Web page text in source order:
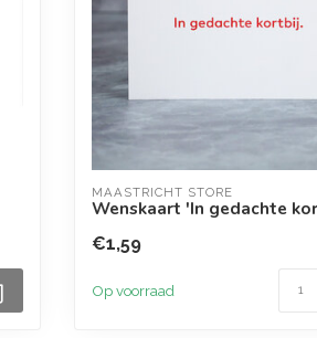
MAASTRICHT STORE
Wenskaart 'In gedachte
€1,59
Op voorraad